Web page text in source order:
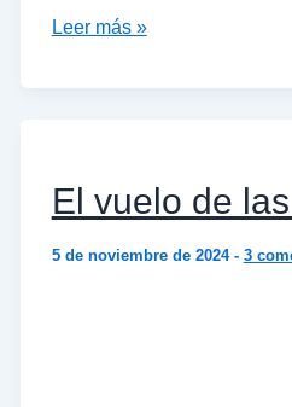
Leer más »
El vuelo de
5 de noviembre de 2024 - 3